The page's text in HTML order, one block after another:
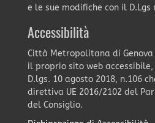
e le sue modifiche con il D.Lgs
Accessibilità
Città Metropolitana di
il proprio sito web
D.lgs. 10 agosto 2018, n.106
direttiva UE 2016/2102 del
del Consiglio.